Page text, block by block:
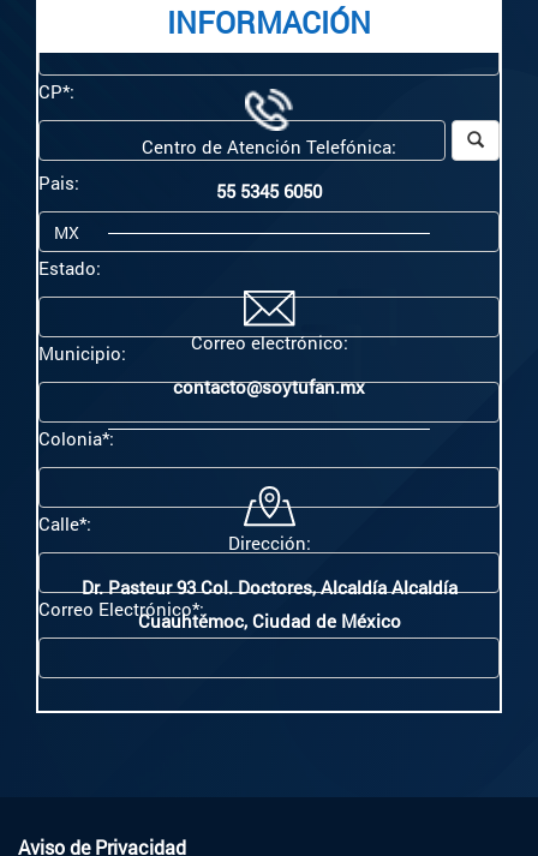
CP*:
Pais:
Estado:
Municipio:
Colonia*:
Calle*:
Correo Electrónico*:
INFORMACIÓN
Centro de Atención Telefónica:
55 5345 6050
Correo electrónico:
contacto@soytufan.mx
Dirección:
Dr. Pasteur 93 Col. Doctores, Alcaldía Alcaldía
Cuauhtémoc, Ciudad de México
Aviso de Privacidad